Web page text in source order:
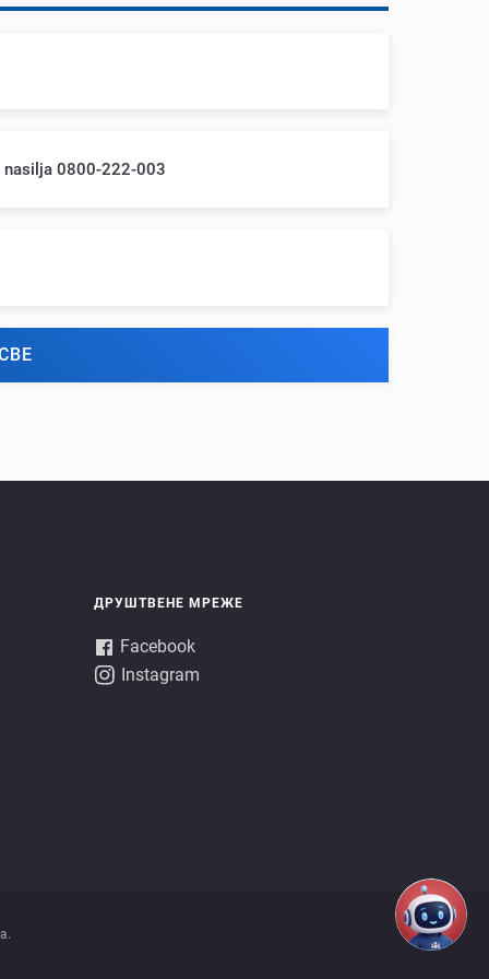
nasilja 0800-222-003
ДРУШТВЕНЕ МРЕЖЕ
Facebook
Instagram